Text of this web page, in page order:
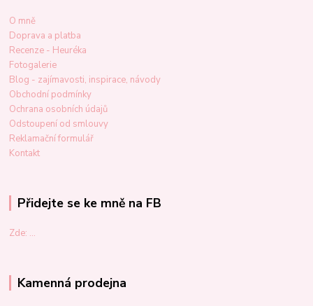
O mně
Doprava a platba
Recenze - Heuréka
Fotogalerie
Blog - zajímavosti, inspirace, návody
Obchodní podmínky
Ochrana osobních údajů
Odstoupení od smlouvy
Reklamační formulář
Kontakt
Přidejte se ke mně na FB
Zde: ...
Kamenná prodejna